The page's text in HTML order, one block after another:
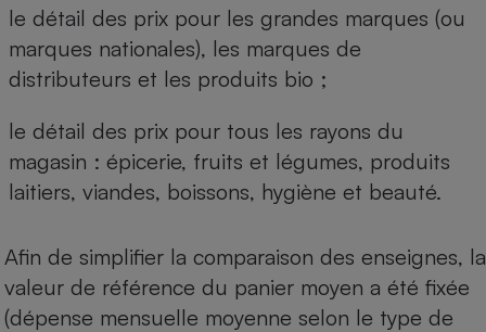
le détail des prix pour les grandes marques (ou
marques nationales), les marques de
distributeurs et les produits bio ;
le détail des prix pour tous les rayons du
magasin : épicerie, fruits et légumes, produits
laitiers, viandes, boissons, hygiène et beauté.
Afin de simplifier la comparaison des enseignes, la
valeur de référence du panier moyen a été fixée
(dépense mensuelle moyenne selon le type de